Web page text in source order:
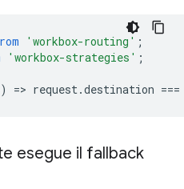
'workbox-routing' ;
'workbox-strategies' ;
=> request.destination ===
esegue il fallback